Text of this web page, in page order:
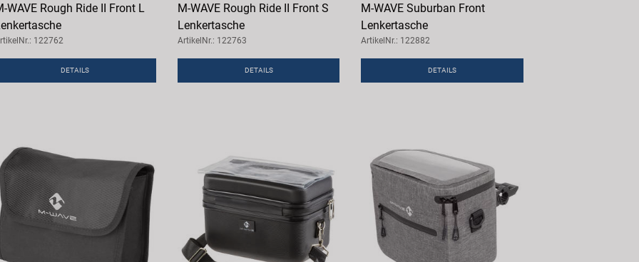
WAVE Rough Ride II Front L
122762
DETAILS
M-WAVE Rough Ride II Front S
Lenkertasche
ArtikelNr.: 122763
DETAILS
M-WAVE Suburban Front
Lenkertasche
ArtikelNr.: 122882
DETAILS